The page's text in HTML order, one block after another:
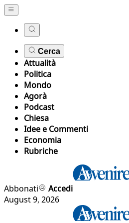
Cerca
Attualità
Politica
Mondo
Agorà
Podcast
Chiesa
Idee e Commenti
Economia
Rubriche
Abbonati
Accedi
August 9, 2026